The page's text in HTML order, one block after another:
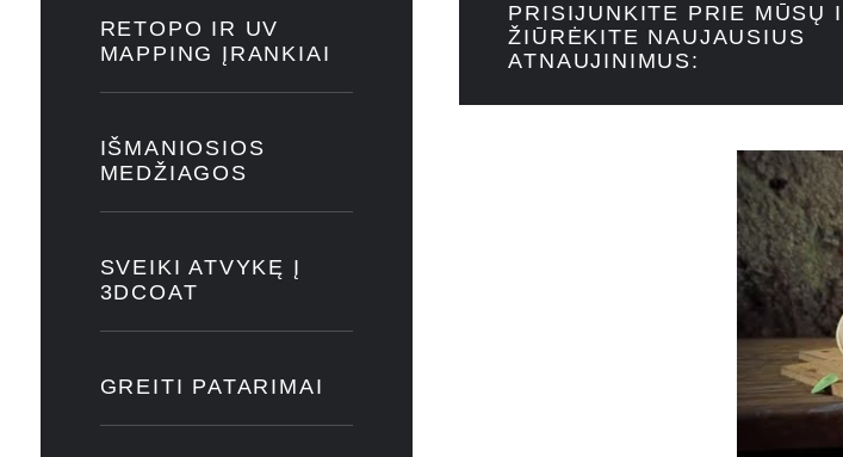
RETOPO IR UV
MAPPING ĮRANKIAI
IŠMANIOSIOS
MEDŽIAGOS
SVEIKI ATVYKĘ Į
3DCOAT
GREITI PATARIMAI
PRISIJUNKITE PRIE MŪSŲ
ŽIŪRĖKITE NAUJAUSIUS
ATNAUJINIMUS: